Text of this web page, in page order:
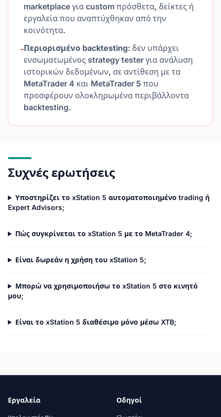
marketplace για custom πρόσθετα, δείκτες ή
εργαλεία που αναπτύχθηκαν από την
κοινότητα.
-Περιορισμένο backtesting: δεν υπάρχει
ενσωματωμένος strategy tester για ανάλυση
ιστορικών δεδομένων, σε αντίθεση με τα
MetaTrader 4 και MetaTrader 5 που
προσφέρουν ολοκληρωμένα περιβάλλοντα
backtesting.
Συχνές ερωτήσεις
Υποστηρίζει το xStation 5 αυτοματοποιημένο trading ή
Expert Advisors;
Πώς συγκρίνεται το xStation 5 με το MetaTrader 4;
Είναι δωρεάν η χρήση του xStation 5;
Μπορώ να χρησιμοποιήσω το xStation 5 στο κινητό
μου;
Είναι το xStation 5 διαθέσιμο μόνο μέσω XTB;
Εργαλεία Οδηγοί